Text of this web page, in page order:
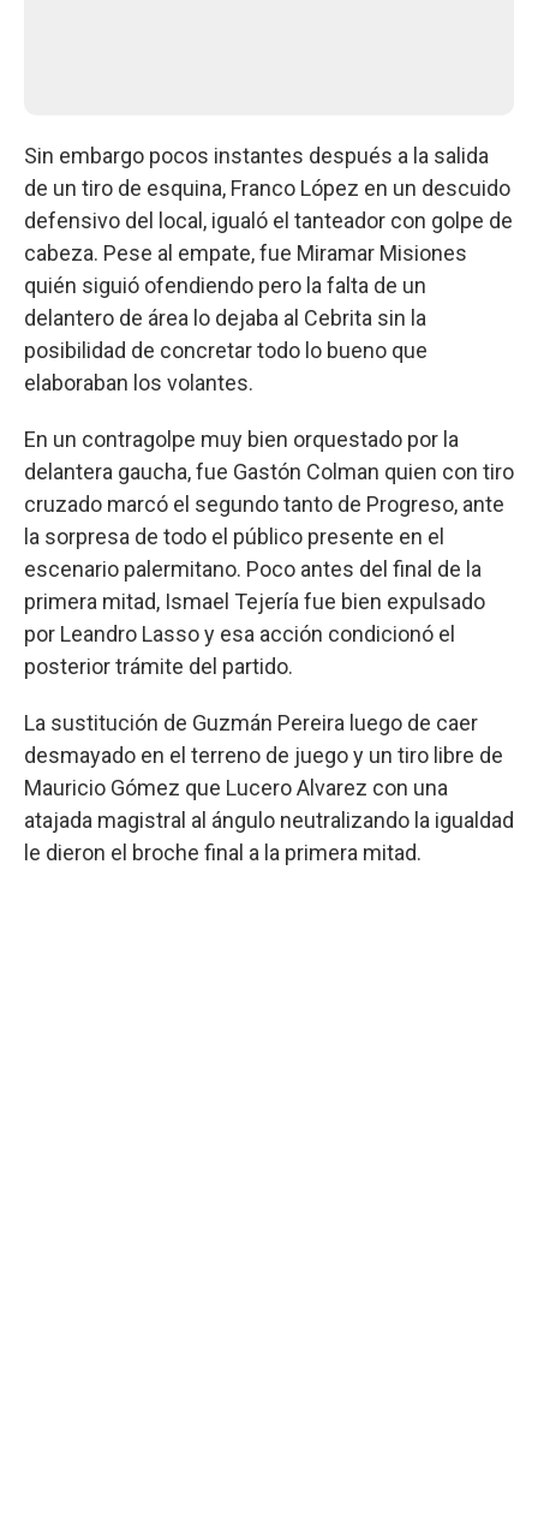
Sin embargo pocos instantes después a la salida
de un tiro de esquina, Franco López en un descuido
defensivo del local, igualó el tanteador con golpe de
cabeza. Pese al empate, fue Miramar Misiones
quién siguió ofendiendo pero la falta de un
delantero de área lo dejaba al Cebrita sin la
posibilidad de concretar todo lo bueno que
elaboraban los volantes.
En un contragolpe muy bien orquestado por la
delantera gaucha, fue Gastón Colman quien con tiro
cruzado marcó el segundo tanto de Progreso, ante
la sorpresa de todo el público presente en el
escenario palermitano. Poco antes del final de la
primera mitad, Ismael Tejería fue bien expulsado
por Leandro Lasso y esa acción condicionó el
posterior trámite del partido.
La sustitución de Guzmán Pereira luego de caer
desmayado en el terreno de juego y un tiro libre de
Mauricio Gómez que Lucero Alvarez con una
atajada magistral al ángulo neutralizando la igualdad
le dieron el broche final a la primera mitad.